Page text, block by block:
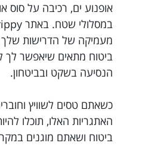
אופנוע ים, רכיבה על סוס או
מעמיקה של הדרישות שלך
ביטוח מתאים שיאפשר לך
הנסיעה בשקט ובביטחון.
כשאתם טסים לשוויץ
האתגריות האלו, תוכלו